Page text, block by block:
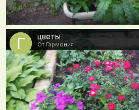
цветы
От Гармония